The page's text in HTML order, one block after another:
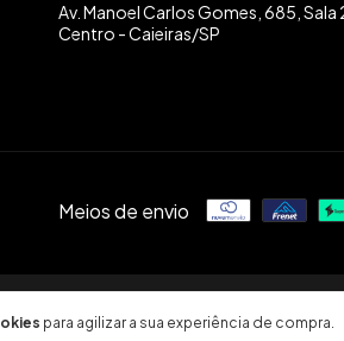
para agilizar a sua experiência de compra.
Av. Manoel Carlos Gomes, 685, Sala
Centro - Caieiras/SP
Meios de envio